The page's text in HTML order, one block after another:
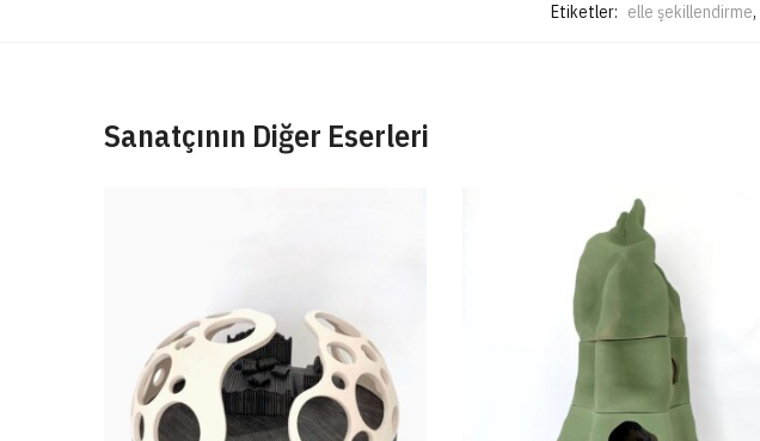
Etiketler: elle şekillendirme,
Sanatçının Diğer Eserleri